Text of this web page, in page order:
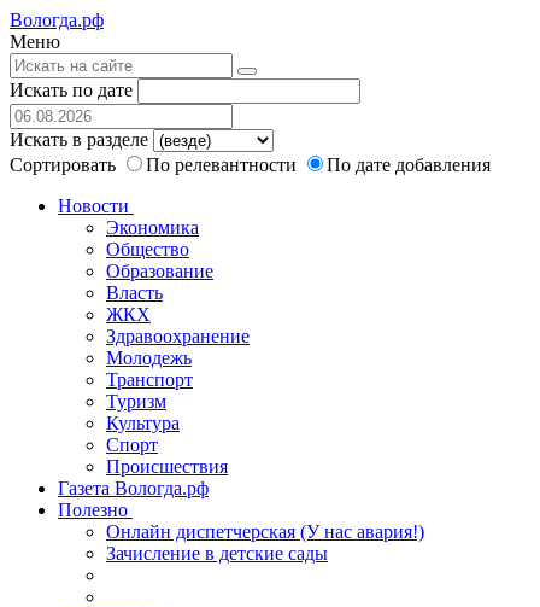
Вологда.рф
Меню
Искать по дате
Искать в разделе
Сортировать
По релевантности
По дате добавления
Новости
Экономика
Общество
Образование
Власть
ЖКХ
Здравоохранение
Молодежь
Транспорт
Туризм
Культура
Спорт
Происшествия
Газета Вологда.рф
Полезно
Онлайн диспетчерская (У нас авария!)
Зачисление в детские сады